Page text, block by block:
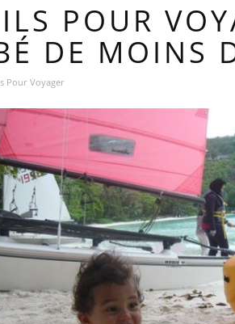
POUR
DE MOINS
Pour Voyager